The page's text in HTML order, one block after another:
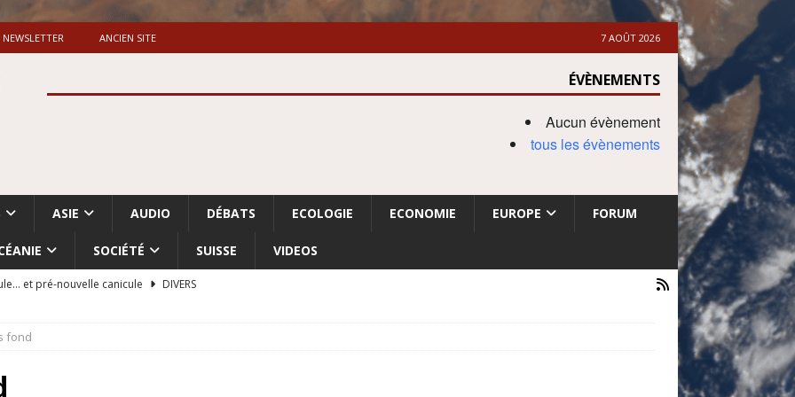
NEWSLETTER ANCIEN SITE 7 AOÛT 2026
ÉVÈNEMENTS
Aucun évènement
tous les évènements
ASIE AUDIO DÉBATS ECOLOGIE ECONOMIE EUROPE FORUM
SOCIÉTÉ SUISSE VIDEOS
et pré-nouvelle canicule
DIVERS
du nettoyage ethnique en Cisjordanie et à Gaza
fond